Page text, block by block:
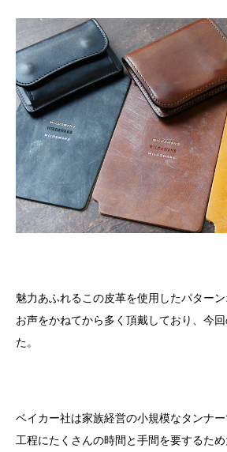
魅力あふれるこの皮革を使用したパター
お声をかねてから多く頂戴しており、今
た。
ベイカー社は家族経営の小規模なタンナ
工程にたくさんの時間と手間を要するた